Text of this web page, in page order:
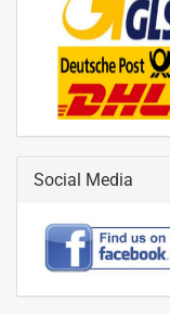
Social Media